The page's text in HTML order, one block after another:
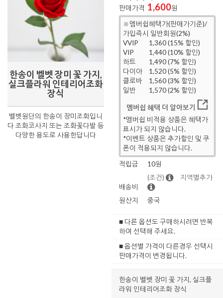
한송이 벨벳 장미 꽃 가지,
실크플라워 인테리어조화
장식
벨벳원단의 한송이 장미조화입니
다 조화코사지 또는 조화꽃다발 등
다양한 용도로 사용한답니다
판매가격 1,600원
※멤버쉽혜택가(판매가기준)/
가입즉시 일반회원(2%)
VVIP
1,360 (15% 할인)
VIP
1,440 (10% 할인)
하트
1,490 (7% 할인)
다이아
1,520 (5% 할인)
클로바
1,560 (3% 할인)
일반
1,570 (2% 할인)
멤버쉽 혜택 더 알아보기
*멤버쉽 비적용 상품은 혜택가
표시가 되지 않습니다.
*이벤트 상품은 추가할인 및 쿠
폰이 적용되지 않습니다.
적립금
10원
배송비
(조건) 지역별추가
원산지 중국
■ 다른 옵션도 구매하시려면 반복
하여 선택해 주세요.
■ 옵션별 가격이 다른경우 선택시
판매가격이 변경됩니다.
한송이 벨벳 장미 꽃 가지, 실크플
라워 인테리어조화 장식